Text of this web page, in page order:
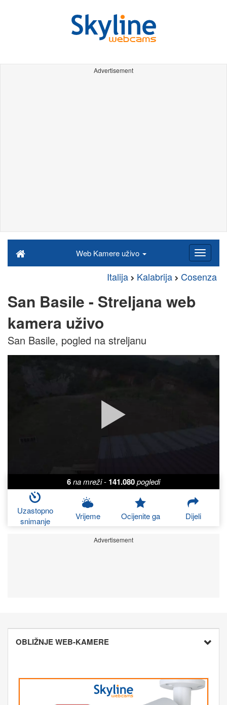
Advertisement
Web Kamere uživo
Italija Kalabrija Cosenza
San Basile - Streljana web
kamera uživo
San Basile, pogled na streljanu
6na mreži- 141.080pogledi
Uzastopno
snimanje
Vrijeme Ocijenite ga Dijeli
Advertisement
OBLIŽNJE WEB-KAMERE